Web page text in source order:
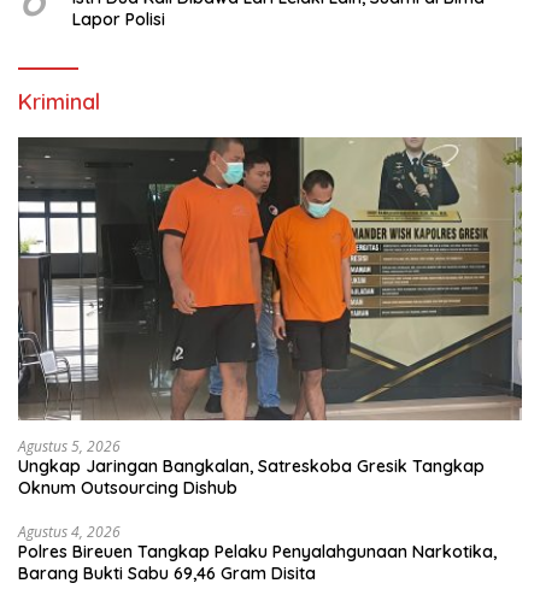
Lapor Polisi
Kriminal
Agustus 5, 2026
Ungkap Jaringan Bangkalan, Satreskoba Gresik Tangkap
Oknum Outsourcing Dishub
Agustus 4, 2026
Polres Bireuen Tangkap Pelaku Penyalahgunaan Narkotika,
Barang Bukti Sabu 69,46 Gram Disita